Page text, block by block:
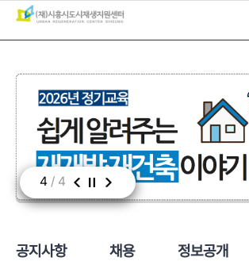
4 / 4
공지사항 채용 정보공개